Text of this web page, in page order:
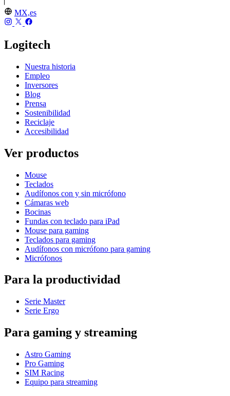
MX,es
Logitech
Nuestra historia
Empleo
Inversores
Blog
Prensa
Sostenibilidad
Reciclaje
Accesibilidad
Ver productos
Mouse
Teclados
Audífonos con y sin micrófono
Cámaras web
Bocinas
Fundas con teclado para iPad
Mouse para gaming
Teclados para gaming
Audífonos con micrófono para gaming
Micrófonos
Para la productividad
Serie Master
Serie Ergo
Para gaming y streaming
Astro Gaming
Pro Gaming
SIM Racing
Equipo para streaming